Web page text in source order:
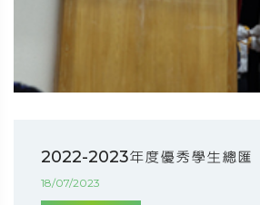
2022-2023年度優秀學生總匯
18/07/2023